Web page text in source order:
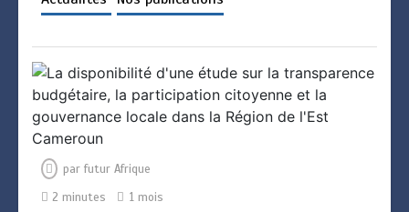
par futur Afrique
2 minutes
1 mois